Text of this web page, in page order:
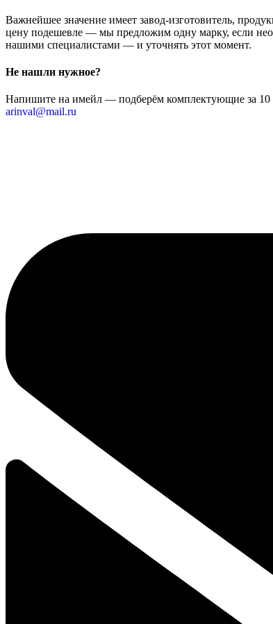
Важнейшее значение имеет завод-изготовитель,
цену подешевле — мы предложим одну марку, если
нашими специалистами — и уточнять этот момент.
Не нашли нужное?
Напишите на имейл — подберём комплектующие за 10
arinval@mail.ru